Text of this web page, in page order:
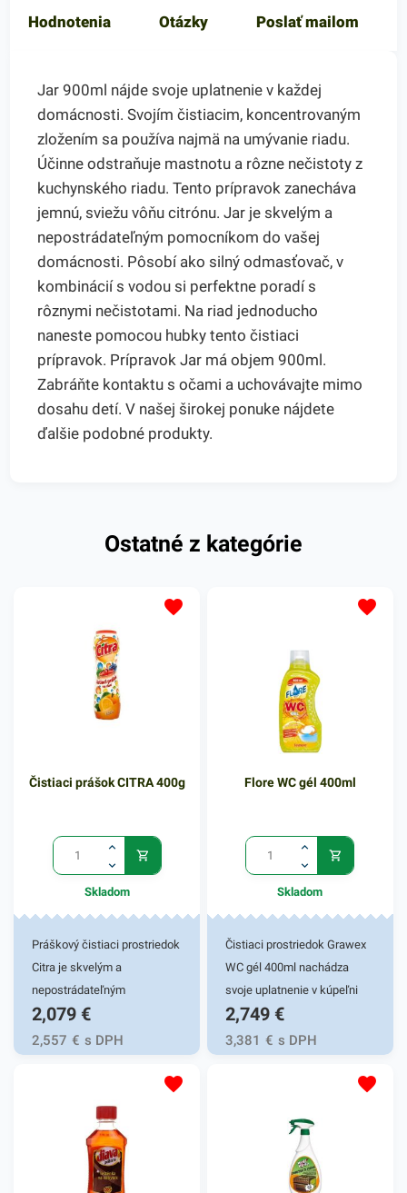
Hodnotenia Otázky Poslať mailom
Jar 900ml nájde svoje uplatnenie v každej
domácnosti. Svojím čistiacim, koncentrovaným
zložením sa používa najmä na umývanie riadu.
Účinne odstraňuje mastnotu a rôzne nečistoty z
kuchynského riadu. Tento prípravok zanecháva
jemnú, sviežu vôňu citrónu. Jar je skvelým a
nepostrádateľným pomocníkom do vašej
domácnosti. Pôsobí ako silný odmasťovač, v
kombinácií s vodou si perfektne poradí s
rôznymi nečistotami. Na riad jednoducho
naneste pomocou hubky tento čistiaci
prípravok. Prípravok Jar má objem 900ml.
Zabráňte kontaktu s očami a uchovávajte mimo
dosahu detí. V našej širokej ponuke nájdete
ďalšie podobné produkty.
Ostatné z kategórie
Čistiaci prášok CITRA 400g
Skladom
Práškový čistiaci prostriedok
Citra je skvelým a
nepostrádateľným
pomocníkom vo vašej
domácnosti Je vhodný na
kuchynský riad ale aj na
kúpeľnové predmety. Tento
čistiaci prostriedok
zanecháva sviežu citrónovú
vôňu. Pôsobí ako silný
2,079 €
2,557 € s DPH
Flore WC gél 400ml
Skladom
Čistiaci prostriedok Grawex
WC gél 400ml nachádza
svoje uplatnenie v kúpeľni
vašej domácnosti. Je
účinným gélovým prípravkom
do závesných nádobiek
dezodoračné, priebežné
čistiace a antibakteriálne
účinky pri každom oplachu
2,749 €
3,381 € s DPH